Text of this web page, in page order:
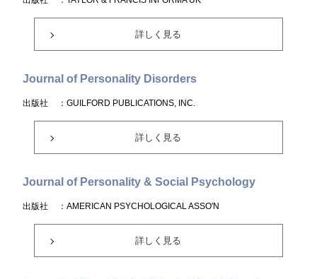
詳しく見る
Journal of Personality Disorders
出版社 ：GUILFORD PUBLICATIONS, INC.
詳しく見る
Journal of Personality & Social Psychology
出版社 ：AMERICAN PSYCHOLOGICAL ASSO'N
詳しく見る